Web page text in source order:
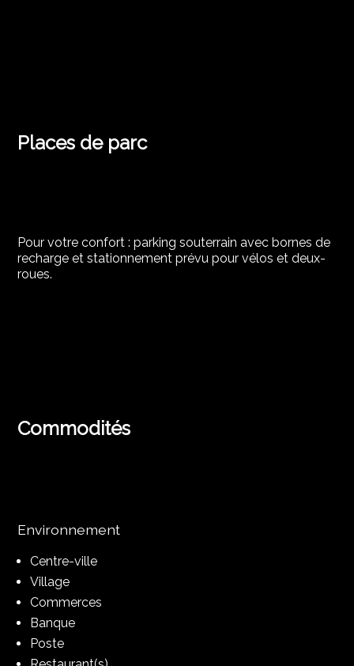
Places de parc
Pour votre confort : parking souterrain avec bornes de
recharge et stationnement prévu pour vélos et deux-
roues.
Commodités
Environnement
Centre-ville
Village
Commerces
Banque
Poste